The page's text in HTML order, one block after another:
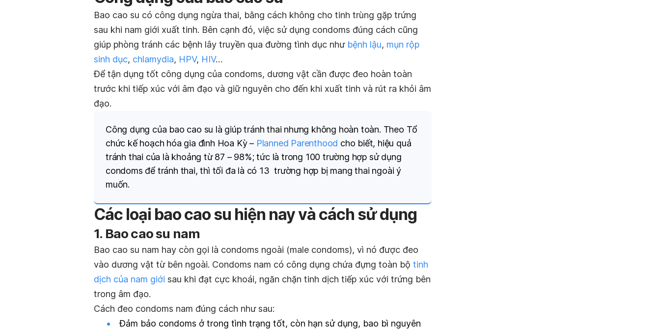
Bao cao su có công dụng ngừa thai, bằng cách không cho tinh trùng gặp trứng
sau khi nam giới xuất tinh. Bên cạnh đó, việc sử dụng condoms đúng cách cũng
giúp phòng tránh các bệnh lây truyền qua đường tình dục như bệnh lậu, mụn rộp
sinh dục, chlamydia, HPV, HIV…
Để tận dụng tốt công dụng của condoms, dương vật cần được đeo hoàn toàn
trước khi tiếp xúc với âm đạo và giữ nguyên cho đến khi xuất tinh và rút ra khỏi âm
đạo.
Công dụng của bao cao su là giúp tránh thai nhưng không hoàn toàn. Theo Tổ
chức kế hoạch hóa gia đình Hoa Kỳ – Planned Parenthood cho biết, hiệu quả
tránh thai của là khoảng từ 87 – 98%; tức là trong 100 trường hợp sử dụng
condoms để tránh thai, thì tối đa là có 13 trường hợp bị mang thai ngoài ý
muốn.
Các loại bao cao su hiện nay và cách sử dụng
1. Bao cao su nam
Bao cao su nam hay còn gọi là condoms ngoài (male condoms), vì nó được đeo
vào dương vật từ bên ngoài. Condoms nam có công dụng chứa đựng toàn bộ tinh
dịch của nam giới sau khi đạt cực khoái, ngăn chặn tinh dịch tiếp xúc với trứng bên
trong âm đạo.
Cách đeo condoms nam đúng cách như sau:
Đảm bảo condoms ở trong tình trạng tốt, còn hạn sử dụng, bao bì nguyên